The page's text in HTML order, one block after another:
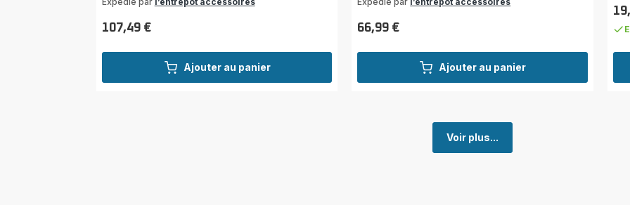
Ajouter au panier
Prix
107,49 €
Ajouter au panier
Prix
66,99 €
Prix
Voir plus...